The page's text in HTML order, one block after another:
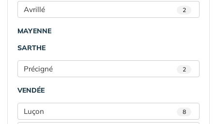
Avrillé 2
MAYENNE
SARTHE
Précigné 2
VENDÉE
Luçon 8